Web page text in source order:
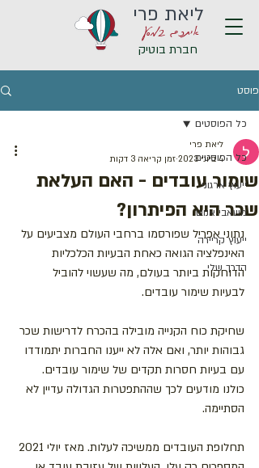
איתכם במסע
ליאת פרי
חברת בוטיק
פוסט
כל הפוסטים
ייעוץ ארגוני
משאבי אנוש
ייעוץ קריירה
הדרך שלי
כל הפוסטים
שימור עובדים - האם העלאת
שכר היא הפיתרון?
ליאת פרי
4 ביוני 2023
זמן קריאה 3 דקות
נתוני אפריל שפורסמו ברחבי העולם מצביעים על
האינפלציה הגואה כאחת הבעיות הכלכליות
הדוחקות ביותר בעולם, מה שעשוי להוביל
לבעיות שימור עובדים.
שחיקת כוח הקנייה מובילה בהכרח לדרישות שכר
גבוהות יותר, ואם אלה לא ייענו החברות יתמודדו
עם בעיות חסרות תקדים של שימור עובדים.
כולנו מודעים לכך שההתפטרות הגדולה עדיין לא
הסתיימה.